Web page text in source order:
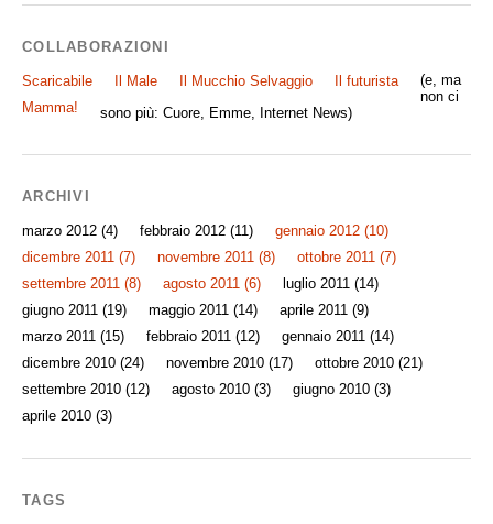
COLLABORAZIONI
Scaricabile Il Male Il Mucchio Selvaggio
Il futurista
Mamma!
(e, ma
non ci
sono più: Cuore, Emme, Internet News)
ARCHIVI
marzo 2012 (4) febbraio 2012 (11) gennaio 2012 (10)
dicembre 2011 (7) novembre 2011 (8) ottobre 2011 (7)
settembre 2011 (8) agosto 2011 (6) luglio 2011 (14)
giugno 2011 (19) maggio 2011 (14) aprile 2011 (9)
marzo 2011 (15) febbraio 2011 (12) gennaio 2011 (14)
dicembre 2010 (24) novembre 2010 (17) ottobre 2010 (21)
settembre 2010 (12) agosto 2010 (3) giugno 2010 (3)
aprile 2010 (3)
TAGS